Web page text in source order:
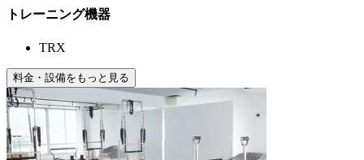
トレーニング機器
TRX
料金・設備をもっと見る